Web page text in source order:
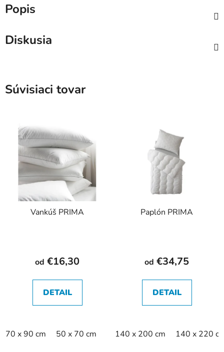
Popis
Diskusia
Súvisiaci tovar
Vankúš PRIMA
od €16,30
DETAIL
70 x 90 cm 50 x 70 cm
Paplón PRIMA
od €34,75
DETAIL
140 x 200 cm 140 x 220